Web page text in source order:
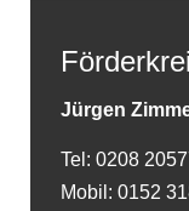
Jürgen
Tel: 0208
Mobil: 0152